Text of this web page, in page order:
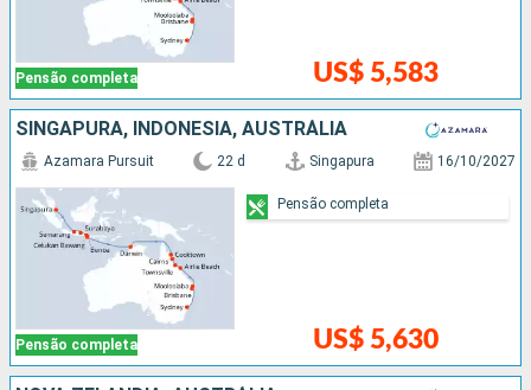
Pensão completa US$ 5,583
SINGAPURA, INDONESIA, AUSTRÁLIA
Pensão completa
Azamara Pursuit 22 d Singapura 16/10/2027
US$ 5,630
Pensão completa